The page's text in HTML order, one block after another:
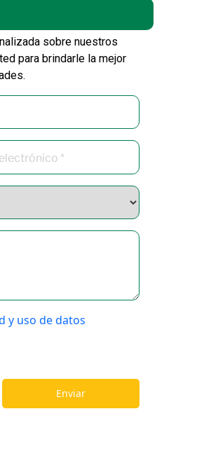
sobre nuestros
para brindarle la mejor
y uso de datos